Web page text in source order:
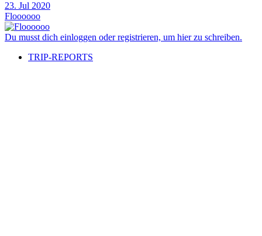
23. Jul 2020
Floooooo
Du musst dich einloggen oder registrieren, um hier zu schreiben.
TRIP-REPORTS